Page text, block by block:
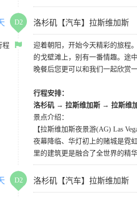
D2 洛杉矶【汽车】拉斯维加斯
程
迎着朝阳，开始今天精彩的旅程
的戈壁滩上，别有一番情趣。途
晚餐后您更可以和我们一起欣赏
行程安排：
洛杉矶 → 拉斯维加斯 → 拉斯维
景点介绍：
【拉斯维加斯夜景游(AG) Las
夜幕降临、华灯初上的赌城是霓
里的建筑更是融合了全世界的精
D2 洛杉矶【汽车】拉斯维加斯